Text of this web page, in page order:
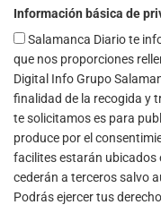
Información básica de
Salamanca Diario te
que nos proporciones
Digital Info Grupo
finalidad de la recogida y
te solicitamos es para
produce por el
facilites estarán ubicados
cederán a terceros salvo
Podrás ejercer tus